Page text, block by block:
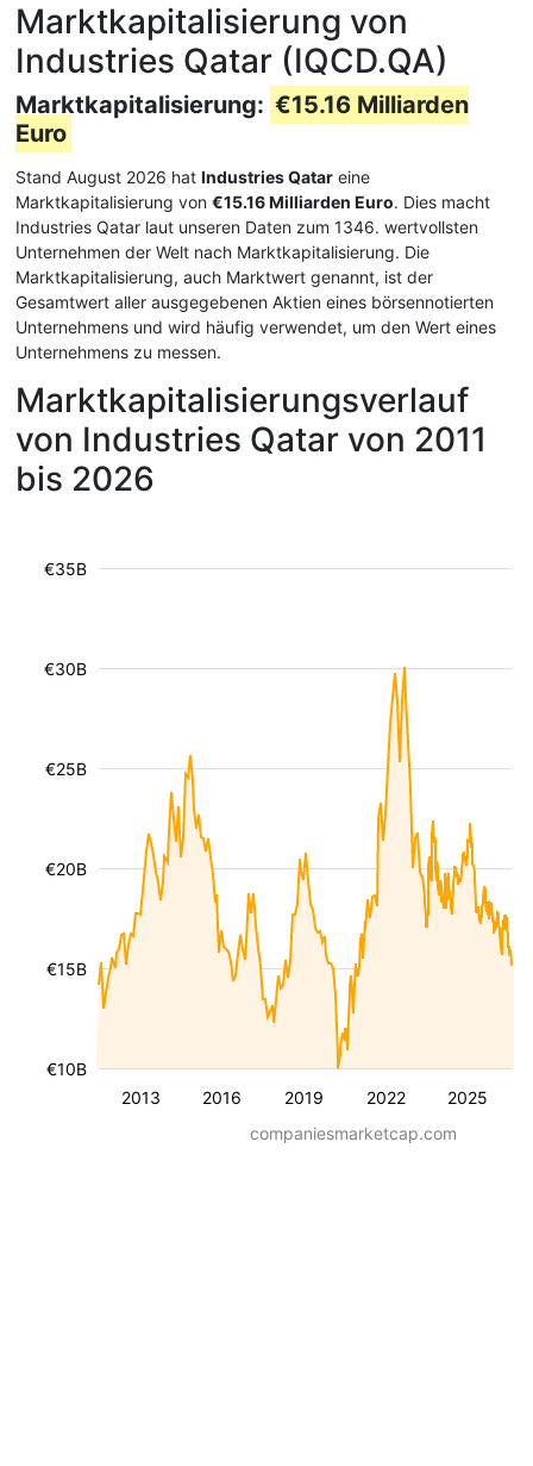
Marktkapitalisierung von
Industries Qatar (IQCD.QA)
Marktkapitalisierung: €15.16 Milliarden
Euro
Stand August 2026 hat Industries Qatar eine
Marktkapitalisierung von €15.16 Milliarden Euro. Dies macht
Industries Qatar laut unseren Daten zum 1346. wertvollsten
Unternehmen der Welt nach Marktkapitalisierung. Die
Marktkapitalisierung, auch Marktwert genannt, ist der
Gesamtwert aller ausgegebenen Aktien eines börsennotierten
Unternehmens und wird häufig verwendet, um den Wert eines
Unternehmens zu messen.
Marktkapitalisierungsverlauf
von Industries Qatar von 2011
bis 2026
2013 2016 2019 2022 2025
€10B
€15B
€20B
€25B
€30B
€35B
companiesmarketcap.com